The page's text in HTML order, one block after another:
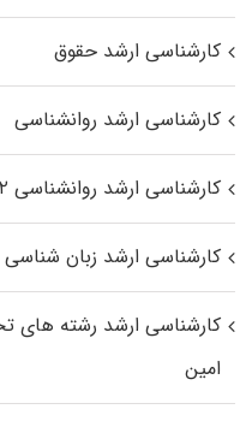
کارشناسی ارشد حقوق
کارشناسی ارشد روانشناسی
کارشناسی ارشد روانشناسی ۲
کارشناسی ارشد زبان شناسی
کارشناسی ارشد رﺷﺘﻪ ﻫﺎی
اﻣﻴﻦ